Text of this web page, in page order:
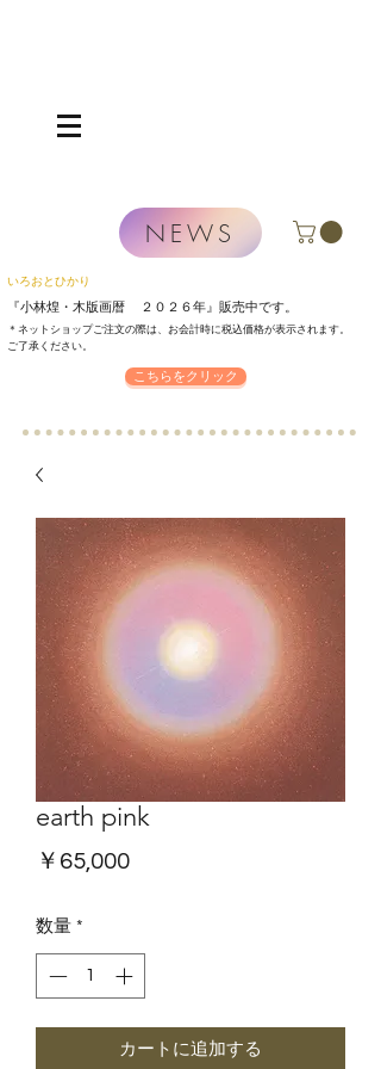
NEWS
いろおとひかり
『小林煌・木版画暦 ２０２６年』 販売中です。
＊ネットショップご注文の際は、お会計時に税込価格が表示されます。
​ご了承ください。
こちらをクリック
earth pink
￥65,000価
数量 *
カートに追加する